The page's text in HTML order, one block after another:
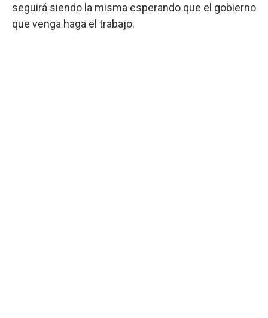
seguirá siendo la misma esperando que el gobierno
que venga haga el trabajo.